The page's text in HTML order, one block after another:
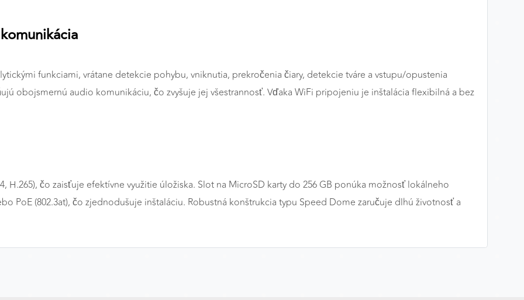
funkciami, vrátane detekcie pohybu, vniknutia, prekročenia čiary, detekcie tváre a vstupu/opustenia
obojsmernú audio komunikáciu, čo zvyšuje jej všestrannosť. Vďaka WiFi pripojeniu je inštalácia flexibilná a bez
čo zaisťuje efektívne využitie úložiska. Slot na MicroSD karty do 256 GB ponúka možnosť lokálneho
PoE (802.3at), čo zjednodušuje inštaláciu. Robustná konštrukcia typu Speed Dome zaručuje dlhú životnosť a